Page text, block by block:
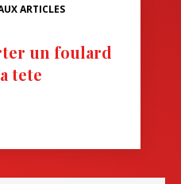
ARTICLES
un foulard
tete